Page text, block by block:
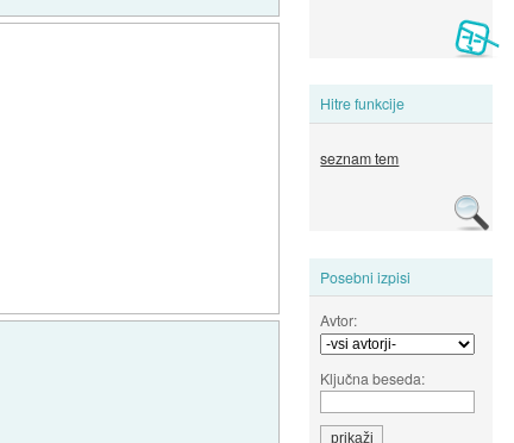
Hitre funkcije
seznam tem
Posebni izpisi
Avtor:
Ključna beseda: